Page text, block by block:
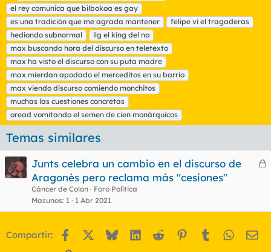
t
i
q
u
e
t
a
s
el rey comunica que bilbokoa es gay
es una tradición que me agrada mantener
felipe vi el tragaderas
hediondo subnormal
ilg el king del no
max buscando hora del discurso en teletexto
max ha visto el discurso con su puta madre
max mierdan apodado el merceditos en su barrio
max viendo discurso comiendo monchitos
muchas las cuestiones concretas
oread vomitando el semen de cien monárquicos
Temas similares
C
a
Junts celebra un cambio en el discurso de
Aragonès pero reclama más "cesiones"
Cáncer de Colon
Foro Política
Masunos 1 1 Abr 2021
Compartir: Facebook BlueskyLinkedIn
Reddit Pinterest
Tumblr